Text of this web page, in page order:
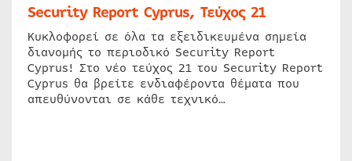
Security Report Cyprus, Τεύχος 21
Κυκλοφορεί σε όλα τα εξειδικευμένα σημεία
διανομής το περιοδικό Security Report
Cyprus! Στο νέο τεύχος 21 του Security Report
Cyprus θα βρείτε ενδιαφέροντα θέματα που
απευθύνονται σε κάθε τεχνικό…